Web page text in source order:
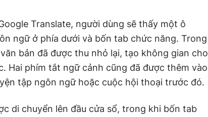
Translate, người dùng sẽ thấy một ô
ngữ ở phía dưới và bốn tab chức năng. Trong
bản đã được thu nhỏ lại, tạo không gian cho
Hai phím tắt ngữ cảnh cũng đã được thêm vào
tập ngôn ngữ hoặc cuộc hội thoại trước đó.
di chuyển lên đầu cửa sổ, trong khi bốn tab